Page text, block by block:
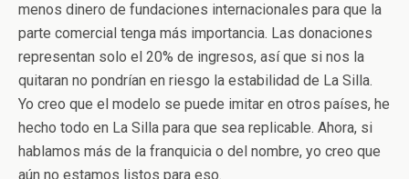
menos dinero de fundaciones internacionales para que la
parte comercial tenga más importancia. Las donaciones
representan solo el 20% de ingresos, así que si nos la
quitaran no pondrían en riesgo la estabilidad de La Silla.
Yo creo que el modelo se puede imitar en otros países, he
hecho todo en La Silla para que sea replicable. Ahora, si
hablamos más de la franquicia o del nombre, yo creo que
aún no estamos listos para eso.